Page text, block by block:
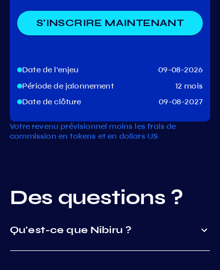
S'INSCRIRE MAINTENANT
Date de l'enjeu
09-08-2026
Période de jalonnement
12 mois
Date de clôture
09-08-2027
Votre revenu prévisionnel moins les frais de
commission en tokens et en dollars US
Des questions ?
Qu'est-ce que Nibiru ?